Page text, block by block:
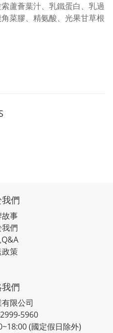
蘆薈葉汁、乳鐵蛋白、乳過
菜膠、精氨酸、光果甘草根
們
事
們
策
們
限公司
5960
(國定假日除外)